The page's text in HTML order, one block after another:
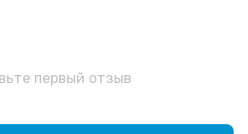
первый отзыв